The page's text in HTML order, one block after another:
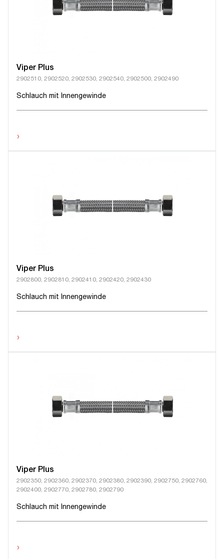
Viper Plus
2902510, 2902520, 2902530, 2902540, 2902500, 2902490
Schlauch mit Innengewinde
›
Viper Plus
2902800, 2902810, 2902410, 2902420, 2902430
Schlauch mit Innengewinde
›
Viper Plus
2902350, 2902360, 2902370, 2902380, 2902390, 2902750, 2902760,
2902400, 2902770, 2902780, 2902790
Schlauch mit Innengewinde
›